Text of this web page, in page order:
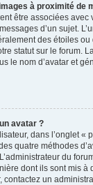
à proximité de
être associées avec
d’un sujet.
des étoiles
statut sur le forum.
le nom d’avatar et
avatar ?
dans l’onglet «
quatre méthodes
du
dont ils sont mis à
contactez un